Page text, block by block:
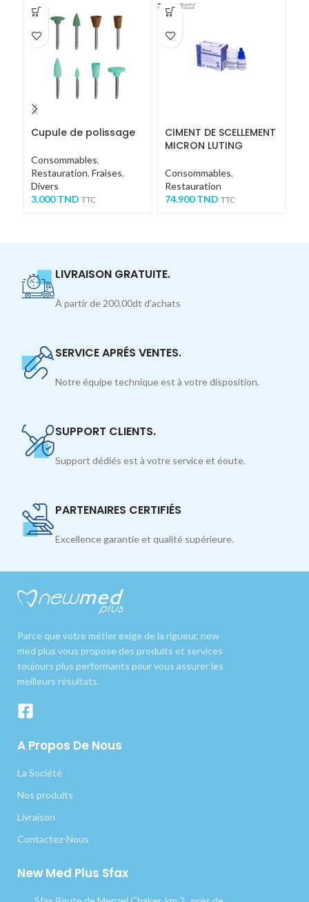
Cupule de polissage
Consommables,
Restauration, Fraises,
Divers
3.000TND TTC
CIMENT DE SCELLEMENT
MICRON LUTING
Consommables,
Restauration
74.900TND TTC
LIVRAISON GRATUITE.
À partir de 200.00dt d'achats
SERVICE APRÉS VENTES.
Notre équipe technique est à votre disposition.
SUPPORT CLIENTS.
Support dédiés est à votre service et éoute.
PARTENAIRES CERTIFIÉS
Excellence garantie et qualité supérieure.
Parce que votre métier exige de la rigueur, new
med plus vous propose des produits et services
toujours plus performants pour vous assurer les
meilleurs résultats.
A Propos De Nous
La Société
Nos produits
Livraison
Contactez-Nous
New Med Plus Sfax